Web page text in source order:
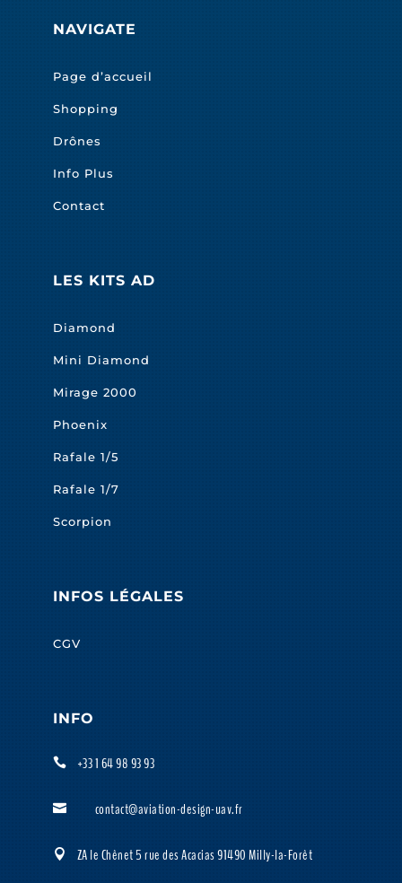
NAVIGATE
Page d’accueil
Shopping
Drônes
Info Plus
Contact
LES KITS AD
Diamond
Mini Diamond
Mirage 2000
Phoenix
Rafale 1/5
Rafale 1/7
Scorpion
INFOS LÉGALES
CGV
INFO
 +33 1 64 98 93 93
 contact@aviation-design-uav.fr
 ZA le Chênet 5 rue des Acacias 91490 Milly-la-Forêt